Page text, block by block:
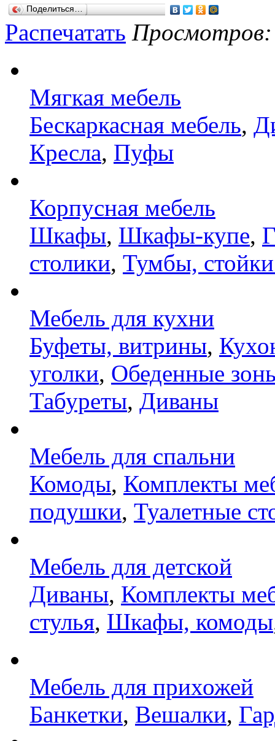
Поделиться…
Распечатать Просмотров:
Мягкая мебель
Бескаркасная мебель,
Кресла, Пуфы
Корпусная мебель
Шкафы, Шкафы-купе,
столики, Тумбы,
Мебель для кухни
Буфеты, витрины,
уголки, Обеденные
Табуреты, Диваны
Мебель для спальни
Комоды, Комплекты
подушки, Туалетные
Мебель для детской
Диваны, Комплекты
стулья, Шкафы, комоды
Мебель для прихожей
Банкетки, Вешалки,